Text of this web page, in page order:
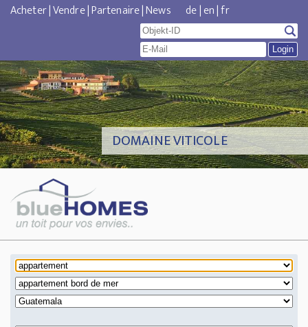
Acheter|Vendre|Partenaire|News de|en|fr
DOMAINE VITICOLE